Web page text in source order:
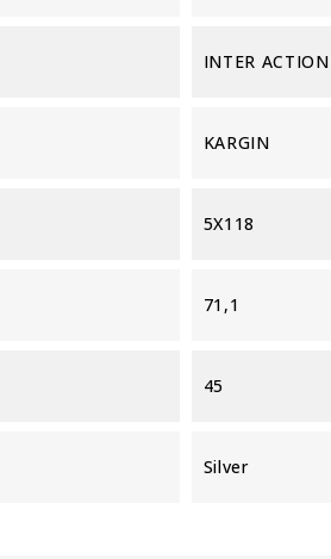
INTER ACTION
KARGIN
5X118
71,1
45
Silver